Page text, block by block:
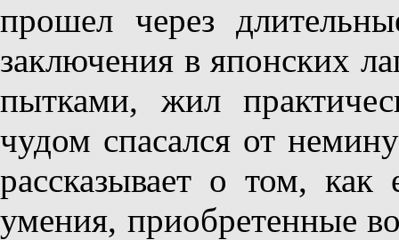
прошел через
заключения в японских
пытками, жил
чудом спасался от
рассказывает о том,
умения, приобретенные